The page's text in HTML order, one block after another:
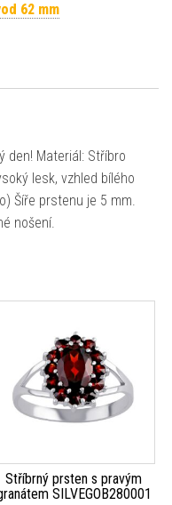
62 mm
den! Materiál: Stříbro
lesk, vzhled bílého
Šíře prstenu je 5 mm.
nošení.
Stříbrný prsten s pravým
SILVEGOB280001